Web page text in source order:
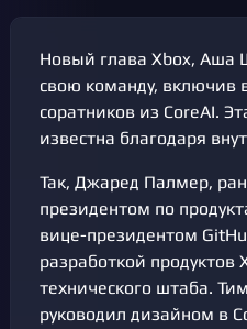
Новый глава Xbox,
свою команду, включив
соратников из CoreAI.
известна благодаря
Так, Джаред Палмер,
президентом по
вице-президентом
разработкой продуктов
технического штаба.
руководил дизайном в